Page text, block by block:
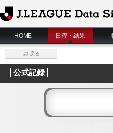
J.League Data Site
HOME
日程・結果
戻る
公式記録